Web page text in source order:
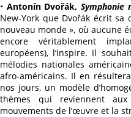
• Antonín Dvořák,Symphonie
New-York que Dvořák écrit sa
nouveau monde », où aucune
encore véritablement
européens), l’inspire. Il
mélodies nationales
afro-américains. Il en
nos jours, un modèle
thèmes qui reviennent
mouvements de l’œuvre et la